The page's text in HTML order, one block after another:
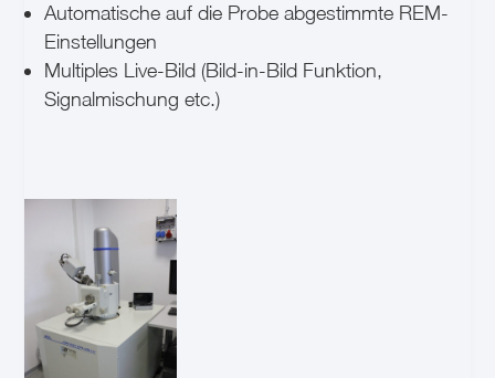
Automatische auf die Probe abgestimmte REM-
Einstellungen
Multiples Live-Bild (Bild-in-Bild Funktion,
Signalmischung etc.)